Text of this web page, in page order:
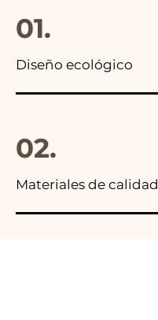
01.
Diseño ecológico
02.
Materiales de calidad